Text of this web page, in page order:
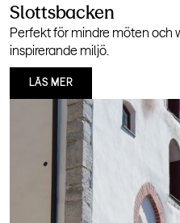
Slottsbacken
Perfekt för mindre möten och
inspirerande miljö.
LÄS MER